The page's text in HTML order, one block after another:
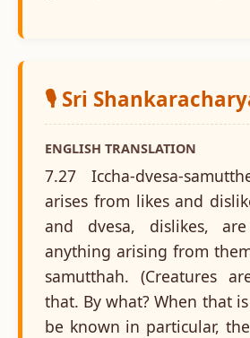
🎙️ Sri
ENGLISH TRANSLATION
7.27 Iccha-dvesa-
arises from likes and
and dvesa, dislikes, are
anything arising from
samutthah. (Creatures
that. By what? When that
be known in particular,